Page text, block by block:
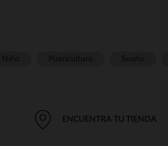
ENCUENTRA TU TIENDA